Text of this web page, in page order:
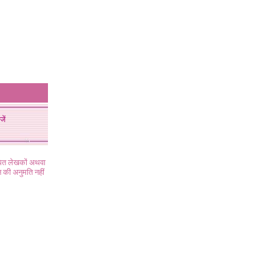
लेखकों अथवा
अनुमति नहीं